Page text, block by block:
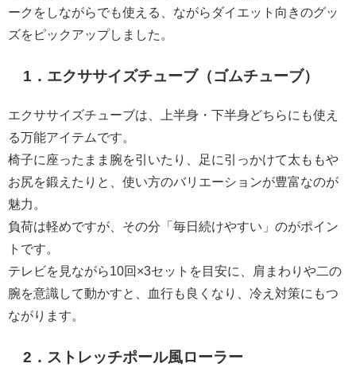
ークをしながらでも使える、ながらダイエット向きのグッ
ズをピックアップしました。
1．エクササイズチューブ（ゴムチューブ）
エクササイズチューブは、上半身・下半身どちらにも使え
る万能アイテムです。
椅子に座ったまま腕を引いたり、足に引っかけて太ももや
お尻を鍛えたりと、使い方のバリエーションが豊富なのが
魅力。
負荷は軽めですが、その分「毎日続けやすい」のがポイン
トです。
テレビを見ながら10回×3セットを目安に、肩まわりや二の
腕を意識して動かすと、血行も良くなり、冷え対策にもつ
ながります。
2．ストレッチポール風ローラー